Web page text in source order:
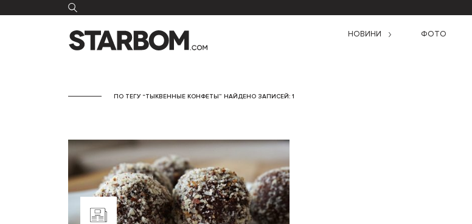
НОВИНИ ФОТО
ПО ТЕГУ “ТЫКВЕННЫЕ КОНФЕТЫ” НАЙДЕНО ЗАПИСЕЙ: 1